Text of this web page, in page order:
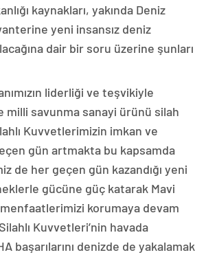
kaynakları, yakında Deniz
yeni insansız deniz
dair bir soru üzerine şunları
liderliği ve teşvikiyle
savunma sanayi ürünü silah
Kuvvetlerimizin imkan ve
gün artmakta bu kapsamda
de her geçen gün kazandığı yeni
gücüne güç katarak Mavi
menfaatlerimizi korumaya devam
Kuvvetleri’nin havada
başarılarını denizde de yakalamak